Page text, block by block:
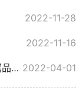
2022-11-28
2022-11-16
封丘县市场监督管理局关于稳定生活必需品、防疫物资价格提醒告诫书 2022-04-01